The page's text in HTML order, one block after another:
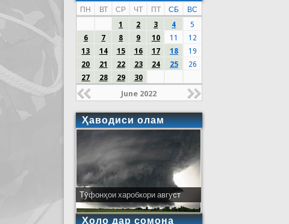
ПН ВТ СР ЧТ ПТ СБ
ВС
1
2 3 4
5
6
7 8 9 10 11
12
13
14 15 16 17 18
19
20
21 22 23 24 25
26
27
28 29 30
June 2022
Ҳаводиси олам
Тӯфонҳои харобкори август
Ҳоло дар сомона